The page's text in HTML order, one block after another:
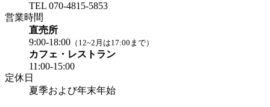
TEL 070-4815-5853
営業時間
直売所
9:00-18:00 （12~2月は17:00まで）
カフェ・レストラン
11:00-15:00
定休日
夏季および年末年始